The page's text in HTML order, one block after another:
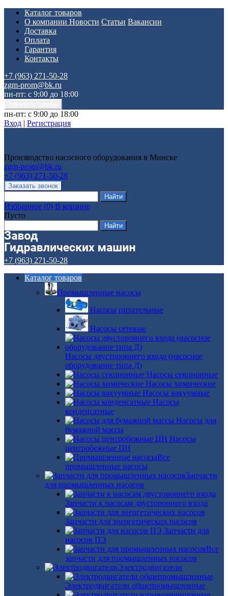
Каталог товаров
О компании Новости Статьи Вакансии
Доставка
Оплата
Гарантия
Контакты
+7 (963) 271-50-28
zgm-prom@bk.ru
пн-пт: с 9:00 до 18:00
пн-пт: с 9:00 до 18:00
Вход | Регистрация
Производство насосного оборудования в Минске
zgm-prom@bk.ru
+7 (963) 271-50-28
Избранное (0) В корзине
Пусто
+7 (963) 271-50-28
Каталог товаров
Промышленные насосы
Насосы питательные
Насосы сетевые
Насосы двустороннего входа (насосное
оборудование типа Д)
Насосы секционные
Насосы химические
Насосы вакуумные
Насосы
конденсатные
Насосы для
бумажной массы
Насосы
центробежные ЦН
Все
промышленные насосы
Запчасти
для промышленных насосов
Запчасти к насосам двустороннего входа
Запчасти для энергетических насосов
Запчасти для
насосов ПЭ
Все
запчасти для промышленных насосов
Электродвигатели
Электродвигатели общепромышленные